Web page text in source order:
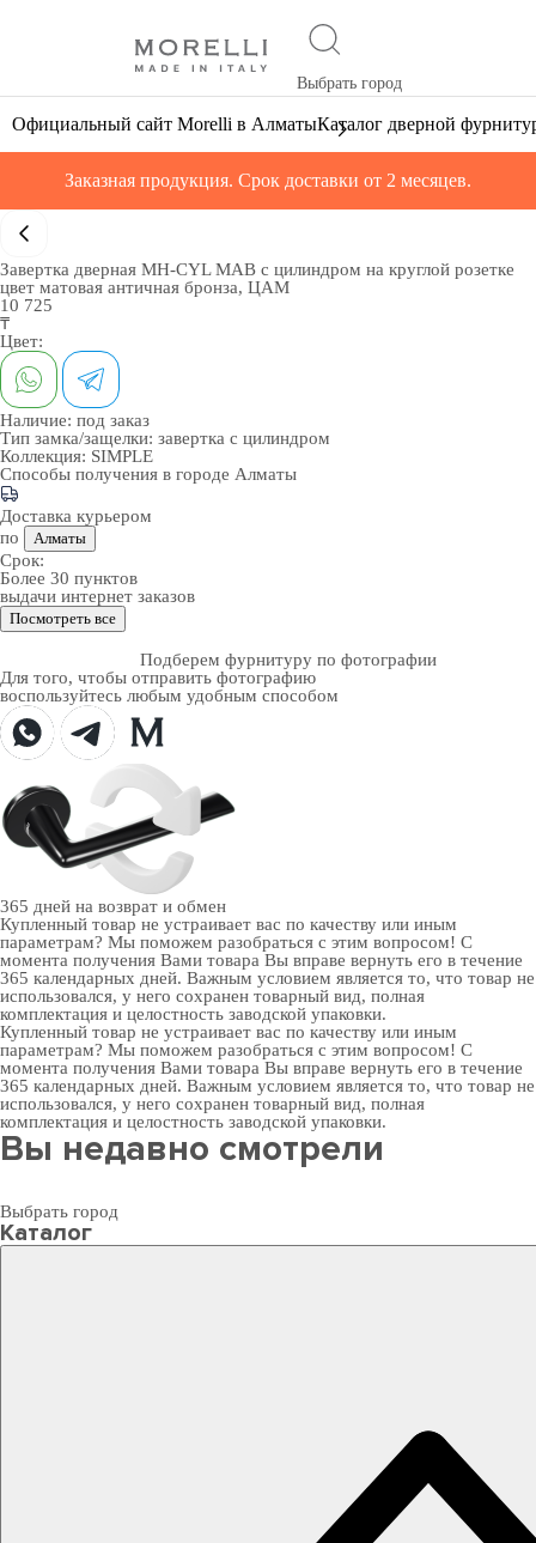
Выбрать город
Официальный сайт Morelli в АлматыКаталог дверной
Заказная продукция. Срок доставки от 2 месяцев.
Завертка дверная MH-CYL MAB с цилиндром на круглой розетке
цвет матовая античная бронза, ЦАМ
10 725
₸
Цвет:
Наличие: под заказ
Тип замка/защелки: завертка с цилиндром
Коллекция: SIMPLE
Способы получения в городе Алматы
Доставка курьером
по
Алматы
Срок:
Более 30 пунктов
выдачи интернет заказов
Посмотреть все
Подберем фурнитуру по фотографии
Для того, чтобы отправить фотографию
воспользуйтесь любым удобным способом
365 дней на возврат и обмен
Купленный товар не устраивает вас по качеству или иным
параметрам? Мы поможем разобраться с этим вопросом! С
момента получения Вами товара Вы вправе вернуть его в течение
365 календарных дней. Важным условием является то, что товар не
использовался, у него сохранен товарный вид, полная
комплектация и целостность заводской упаковки.
Купленный товар не устраивает вас по качеству или иным
параметрам? Мы поможем разобраться с этим вопросом! С
момента получения Вами товара Вы вправе вернуть его в течение
365 календарных дней. Важным условием является то, что товар не
использовался, у него сохранен товарный вид, полная
комплектация и целостность заводской упаковки.
Вы недавно смотрели
Выбрать город
Каталог